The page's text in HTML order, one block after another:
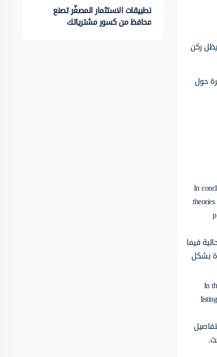
ركن
حول
In
فيما
بشكل
In
تطبيقات الاستثمار المصغّر تصنع
محافظ من كسور مشترياتك